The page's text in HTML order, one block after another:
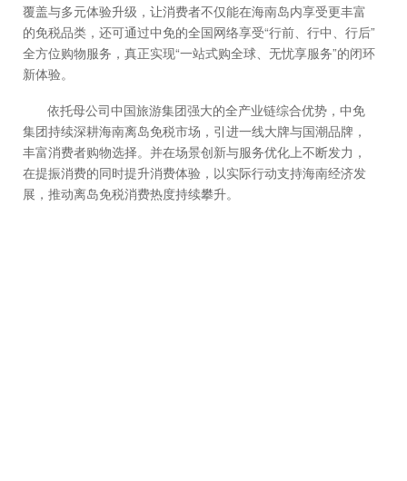
覆盖与多元体验升级，让消费者不仅能在海南岛内享受更丰富
的免税品类，还可通过中免的全国网络享受“行前、行中、行后”
全方位购物服务，真正实现“一站式购全球、无忧享服务”的闭环
新体验。
依托母公司中国旅游集团强大的全产业链综合优势，中免
集团持续深耕海南离岛免税市场，引进一线大牌与国潮品牌，
丰富消费者购物选择。并在场景创新与服务优化上不断发力，
在提振消费的同时提升消费体验，以实际行动支持海南经济发
展，推动离岛免税消费热度持续攀升。